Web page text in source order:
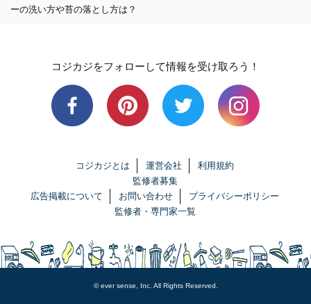
ーの洗い方や苔の落とし方は？
コジカジをフォローして情報を受け取ろう！
コジカジとは 運営会社
利用規約
監修者募集
広告掲載について
お問い合わせ
プライバシーポリシー
監修者・専門家一覧
© ever sense, Inc. All Rights Reserved.